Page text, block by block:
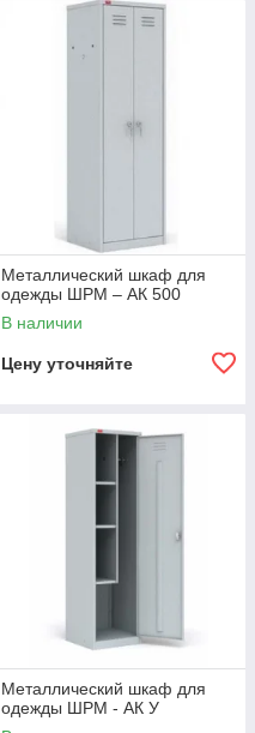
Металлический шкаф для
одежды ШРМ – АК 500
В наличии
Цену уточняйте
Металлический шкаф для
одежды ШРМ - АК У